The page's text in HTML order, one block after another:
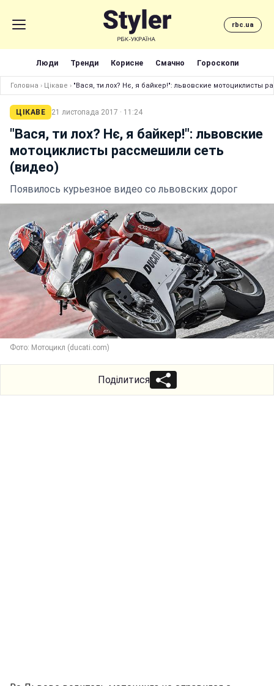
rbc.ua
Люди Тренди Корисне Смачно Гороскопи
Головна › Цікаве › "Вася, ти лох? Нє, я байкер!": львовские мотоциклисты
ЦІКАВЕ 21 листопада 2017 · 11:24
"Вася, ти лох? Нє, я байкер!": львовские
мотоциклисты рассмешили сеть
(видео)
Появилось курьезное видео со львовских дорог
Фото: Мотоцикл (ducati.com)
Поділитися